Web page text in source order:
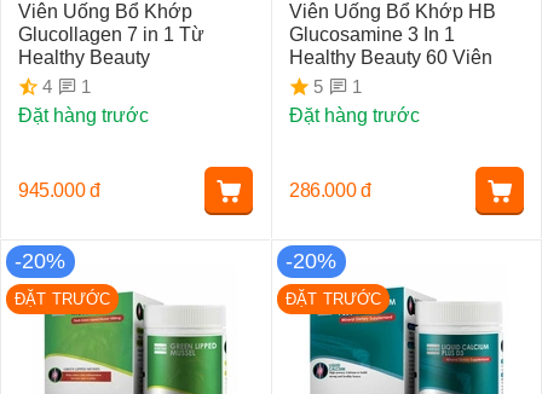
Viên Uống Bổ Khớp
Glucollagen 7 in 1 Từ
Healthy Beauty
4
1
Đặt hàng trước
945.000 đ
Viên Uống Bổ Khớp HB
Glucosamine 3 In 1
Healthy Beauty 60 Viên
5
1
Đặt hàng trước
286.000 đ
-20%
ĐẶT TRƯỚC
-20%
ĐẶT TRƯỚC